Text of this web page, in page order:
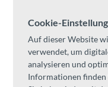
mail@interlaken.swiss
Öffnungszeiten
Anreise planen
Unterkünfte / AGB
Kongresse & Gruppen
Cookie-
Auf dieser Website
verwendet, um
analysieren und
Informationen finden